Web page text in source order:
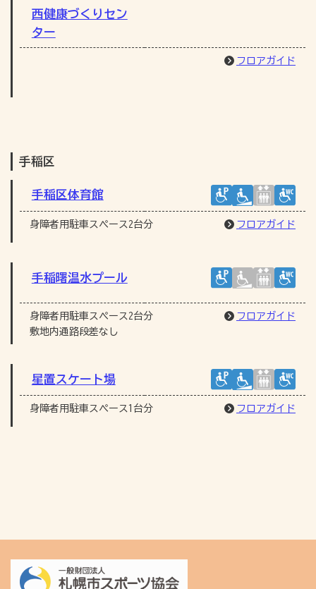
西健康づくりセン
ター
フロアガイド
手稲区
手稲区体育館
身障者用駐車スペース2台分 フロアガイド
手稲曙温水プール
身障者用駐車スペース2台分
敷地内通路段差なし
フロアガイド
星置スケート場
身障者用駐車スペース1台分 フロアガイド